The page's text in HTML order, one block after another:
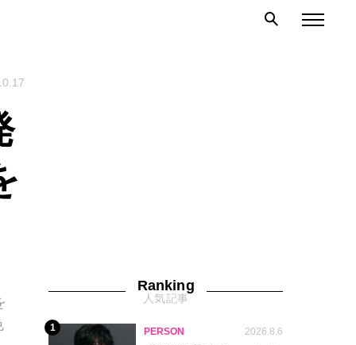
Ranking
人気記事
1 PERSON 2026.8.6